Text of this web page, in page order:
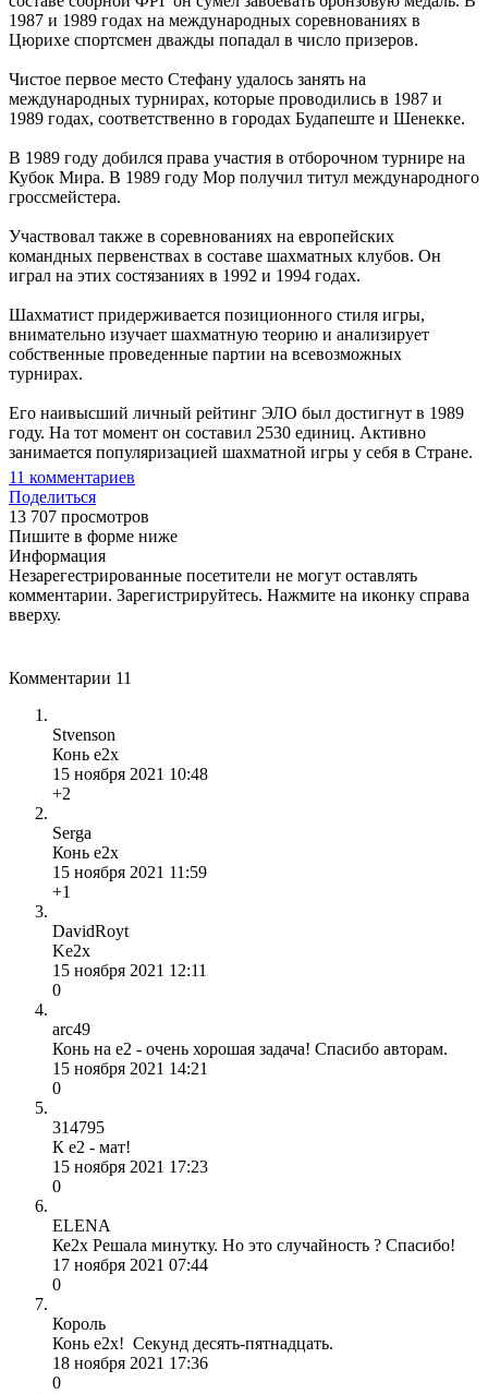
1987 и 1989 годах на международных соревнованиях в
Цюрихе спортсмен дважды попадал в число призеров.
Чистое первое место Стефану удалось занять на
международных турнирах, которые проводились в 1987 и
1989 годах, соответственно в городах Будапеште и Шенекке.
В 1989 году добился права участия в отборочном турнире на
Кубок Мира. В 1989 году Мор получил титул международного
гроссмейстера.
Участвовал также в соревнованиях на европейских
командных первенствах в составе шахматных клубов. Он
играл на этих состязаниях в 1992 и 1994 годах.
Шахматист придерживается позиционного стиля игры,
внимательно изучает шахматную теорию и анализирует
собственные проведенные партии на всевозможных
турнирах.
Его наивысший личный рейтинг ЭЛО был достигнут в 1989
году. На тот момент он составил 2530 единиц. Активно
занимается популяризацией шахматной игры у себя в Стране.
11 комментариев
Поделиться
13 707 просмотров
Пишите в форме ниже
Информация
Незарегестрированные посетители не могут оставлять
комментарии. Зарегистрируйтесь. Нажмите на иконку справа
вверху.
Комментарии 11
Stvenson
Конь е2х
15 ноября 2021 10:48
+2
Serga
Конь е2х
15 ноября 2021 11:59
+1
DavidRoyt
Ke2x
15 ноября 2021 12:11
0
arc49
Конь на e2 - очень хорошая задача! Спасибо авторам.
15 ноября 2021 14:21
0
314795
К е2 - мат!
15 ноября 2021 17:23
0
ELENA
Ке2х Решала минутку. Но это случайность ? Спасибо!
17 ноября 2021 07:44
0
Король
Конь e2x! Секунд десять-пятнадцать.
18 ноября 2021 17:36
0